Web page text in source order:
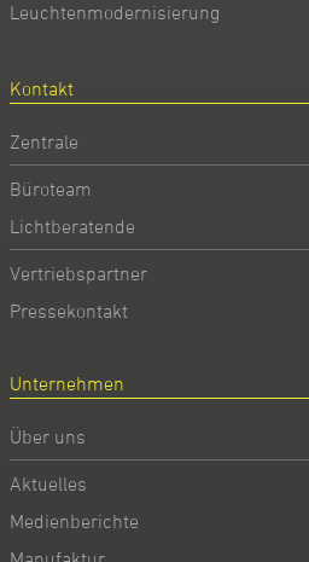
Leuchtenmodernisierung
Kontakt
Zentrale
Büroteam
Lichtberatende
Vertriebspartner
Pressekontakt
Unternehmen
Über uns
Aktuelles
Medienberichte